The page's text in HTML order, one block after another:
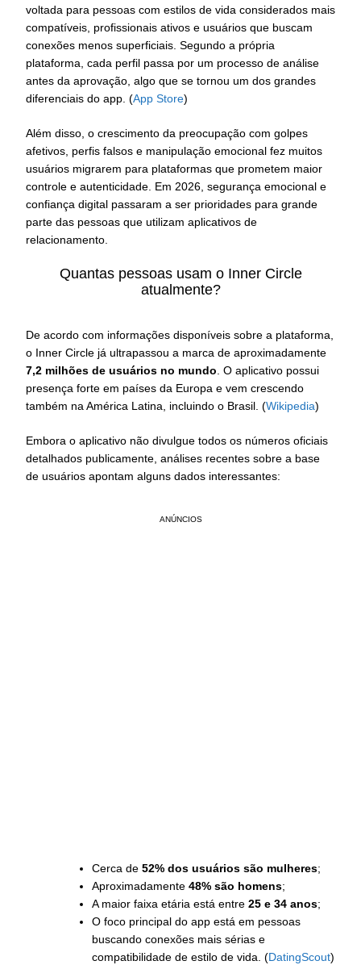
voltada para pessoas com estilos de vida considerados mais
compatíveis, profissionais ativos e usuários que buscam
conexões menos superficiais. Segundo a própria
plataforma, cada perfil passa por um processo de análise
antes da aprovação, algo que se tornou um dos grandes
diferenciais do app. (App Store)
Além disso, o crescimento da preocupação com golpes
afetivos, perfis falsos e manipulação emocional fez muitos
usuários migrarem para plataformas que prometem maior
controle e autenticidade. Em 2026, segurança emocional e
confiança digital passaram a ser prioridades para grande
parte das pessoas que utilizam aplicativos de
relacionamento.
Quantas pessoas usam o Inner Circle
atualmente?
De acordo com informações disponíveis sobre a plataforma,
o Inner Circle já ultrapassou a marca de aproximadamente
7,2 milhões de usuários no mundo. O aplicativo possui
presença forte em países da Europa e vem crescendo
também na América Latina, incluindo o Brasil. (Wikipedia)
Embora o aplicativo não divulgue todos os números oficiais
detalhados publicamente, análises recentes sobre a base
de usuários apontam alguns dados interessantes:
ANÚNCIOS
Cerca de 52% dos usuários são mulheres;
Aproximadamente 48% são homens;
A maior faixa etária está entre 25 e 34 anos;
O foco principal do app está em pessoas
buscando conexões mais sérias e
compatibilidade de estilo de vida. (DatingScout)